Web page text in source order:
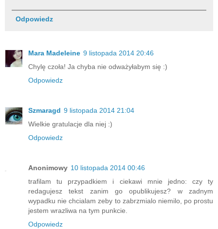
Odpowiedz
Mara Madeleine 9 listopada 2014 20:46
Chylę czoła! Ja chyba nie odważyłabym się :)
Odpowiedz
Szmaragd 9 listopada 2014 21:04
Wielkie gratulacje dla niej :)
Odpowiedz
Anonimowy 10 listopada 2014 00:46
trafilam tu przypadkiem i ciekawi mnie jedno: czy ty
redagujesz tekst zanim go opublikujesz? w zadnym
wypadku nie chcialam zeby to zabrzmialo niemilo, po prostu
jestem wrazliwa na tym punkcie.
Odpowiedz